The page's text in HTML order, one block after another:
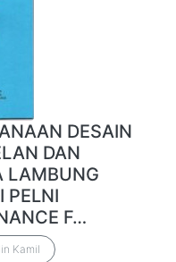
DESAIN
DAN
LAMBUNG
PELNI
F…
Kamil